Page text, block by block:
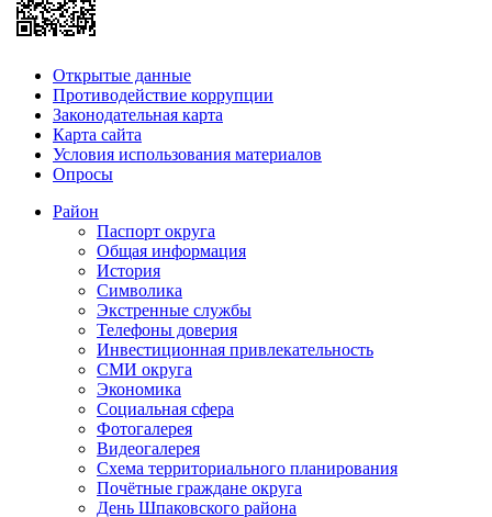
Открытые данные
Противодействие коррупции
Законодательная карта
Карта сайта
Условия использования материалов
Опросы
Район
Паспорт округа
Общая информация
История
Символика
Экстренные службы
Телефоны доверия
Инвестиционная привлекательность
СМИ округа
Экономика
Социальная сфера
Фотогалерея
Видеогалерея
Схема территориального планирования
Почётные граждане округа
День Шпаковского района